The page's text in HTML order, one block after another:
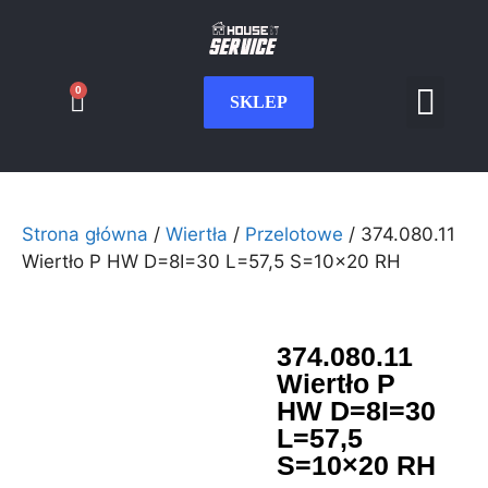
SKLEP
0
Strona główna / Wiertła / Przelotowe / 374.080.11
Wiertło P HW D=8I=30 L=57,5 S=10×20 RH
374.080.11
Wiertło P
HW D=8I=30
L=57,5
S=10×20 RH